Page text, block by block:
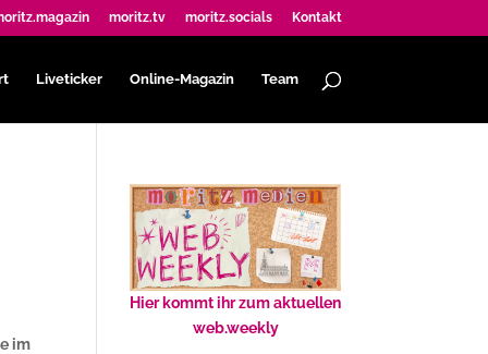
moritz.tv moritz.socials Kontakt
Liveticker Online-Magazin Team
im
Hier kommt ihr zum aktuellen
web.weekly